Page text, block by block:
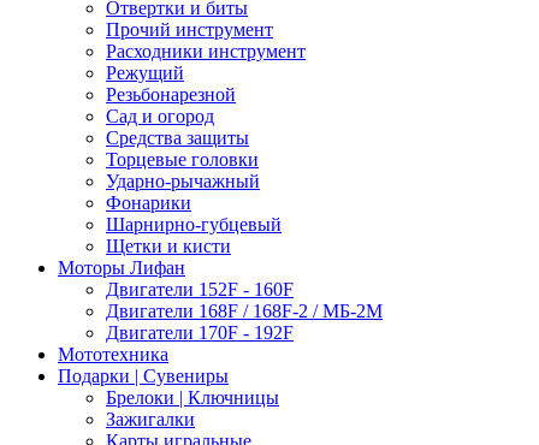
Отвертки и биты
Прочий инструмент
Расходники инструмент
Режущий
Резьбонарезной
Сад и огород
Средства защиты
Торцевые головки
Ударно-рычажный
Фонарики
Шарнирно-губцевый
Щетки и кисти
Моторы Лифан
Двигатели 152F - 160F
Двигатели 168F / 168F-2 / МБ-2М
Двигатели 170F - 192F
Мототехника
Подарки | Сувениры
Брелоки | Ключницы
Зажигалки
Карты игральные